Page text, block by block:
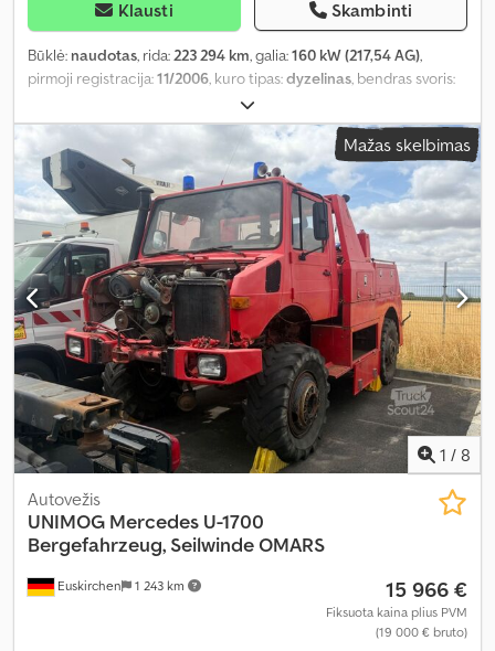
Klausti Skambinti
Būklė: naudotas, rida:223 294 km, galia:160 kW (217,54 AG),
pirmoji registracija:11/2006, kuro tipas:dyzelinas, bendras svoris:
2 ašys
tipas:pusiau automatinis, emisijos klasė:Euro 3, Įranga:ABS,
autonominis šildytuvas, kranas, oro kondicionavimas, patyrė
avariją, visų varančiųjų ratų pavara,
Mažas skelbimas
1 / 8
Euskirchen 1 243 km
Autovežis
UNIMOG Mercedes U-1700
Bergefahrzeug, Seilwinde OMARS
15 966 €
Fiksuota kaina plius PVM
(19 000 € bruto)